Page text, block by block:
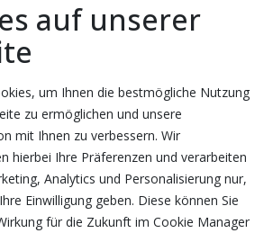
auf unserer
um Ihnen die bestmögliche Nutzung
zu ermöglichen und unsere
mit Ihnen zu verbessern. Wir
hierbei Ihre Präferenzen und verarbeiten
Analytics und Personalisierung nur,
Einwilligung geben. Diese können Sie
für die Zukunft im Cookie Manager